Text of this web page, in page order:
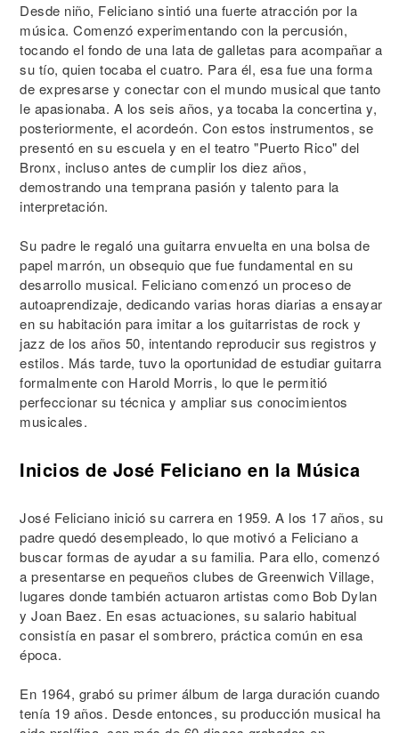
Desde niño, Feliciano sintió una fuerte atracción por la
música. Comenzó experimentando con la percusión,
tocando el fondo de una lata de galletas para acompañar a
su tío, quien tocaba el cuatro. Para él, esa fue una forma
de expresarse y conectar con el mundo musical que tanto
le apasionaba. A los seis años, ya tocaba la concertina y,
posteriormente, el acordeón. Con estos instrumentos, se
presentó en su escuela y en el teatro "Puerto Rico" del
Bronx, incluso antes de cumplir los diez años,
demostrando una temprana pasión y talento para la
interpretación.
Su padre le regaló una guitarra envuelta en una bolsa de
papel marrón, un obsequio que fue fundamental en su
desarrollo musical. Feliciano comenzó un proceso de
autoaprendizaje, dedicando varias horas diarias a ensayar
en su habitación para imitar a los guitarristas de rock y
jazz de los años 50, intentando reproducir sus registros y
estilos. Más tarde, tuvo la oportunidad de estudiar guitarra
formalmente con Harold Morris, lo que le permitió
perfeccionar su técnica y ampliar sus conocimientos
musicales.
Inicios de José Feliciano en la Música
José Feliciano inició su carrera en 1959. A los 17 años, su
padre quedó desempleado, lo que motivó a Feliciano a
buscar formas de ayudar a su familia. Para ello, comenzó
a presentarse en pequeños clubes de Greenwich Village,
lugares donde también actuaron artistas como Bob Dylan
y Joan Baez. En esas actuaciones, su salario habitual
consistía en pasar el sombrero, práctica común en esa
época.
En 1964, grabó su primer álbum de larga duración cuando
tenía 19 años. Desde entonces, su producción musical ha